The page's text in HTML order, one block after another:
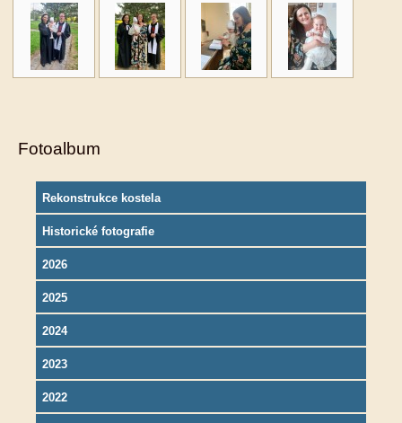
Fotoalbum
Rekonstrukce kostela
Historické fotografie
2026
2025
2024
2023
2022